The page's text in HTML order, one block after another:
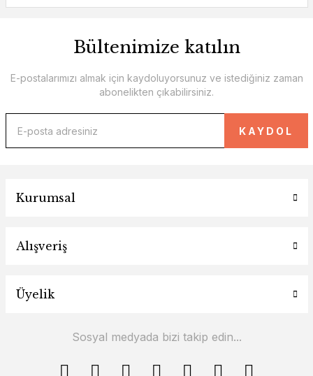
Bültenimize katılın
E-postalarımızı almak için kaydoluyorsunuz ve istediğiniz zaman
abonelikten çıkabilirsiniz.
KAYDOL
Kurumsal
Alışveriş
Üyelik
Sosyal medyada bizi takip edin...